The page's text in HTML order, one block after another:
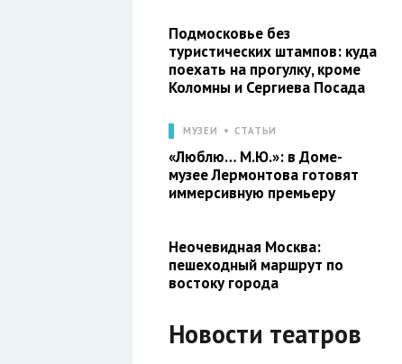
Подмосковье без
туристических штампов: куда
поехать на прогулку, кроме
Коломны и Сергиева Посада
МУЗЕИ СТАТЬИ
«Люблю… М.Ю.»: в Доме-
музее Лермонтова готовят
иммерсивную премьеру
Неочевидная Москва:
пешеходный маршрут по
востоку города
Новости театров